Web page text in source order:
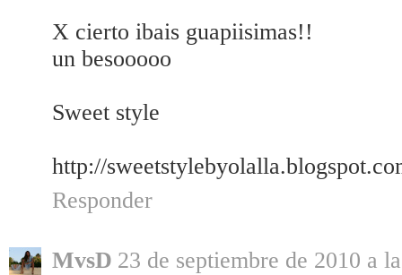
X cierto ibais guapiisimas!!
un besooooo
Sweet style
http://
Responder
MvsD 23 de septiembre de 2010 a